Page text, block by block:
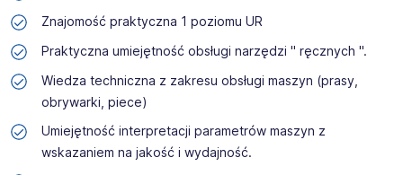
Znajomość praktyczna 1 poziomu UR
Praktyczna umiejętność obsługi narzędzi " ręcznych ".
Wiedza techniczna z zakresu obsługi maszyn (prasy,
obrywarki, piece)
Umiejętność interpretacji parametrów maszyn z
wskazaniem na jakość i wydajność.